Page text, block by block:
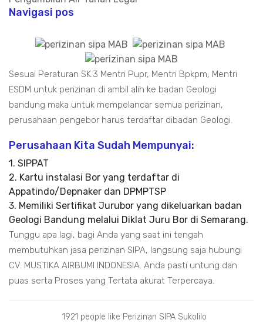
Navigasi pos
Sesuai Peraturan SK.3 Mentri Pupr, Mentri Bpkpm, Mentri
ESDM untuk perizinan di ambil alih ke badan Geologi
bandung maka untuk mempelancar semua perizinan,
perusahaan pengebor harus terdaftar dibadan Geologi.
Perusahaan Kita Sudah Mempunyai:
1. SIPPAT
2. Kartu instalasi Bor yang terdaftar di
Appatindo/Depnaker dan DPMPTSP
3. Memiliki Sertifikat Jurubor yang dikeluarkan badan
Geologi Bandung melalui Diklat Juru Bor di Semarang.
Tunggu apa lagi, bagi Anda yang saat ini tengah
membutuhkan jasa perizinan SIPA, langsung saja hubungi
CV. MUSTIKA AIRBUMI INDONESIA. Anda pasti untung dan
puas serta Proses yang Tertata akurat Terpercaya.
1921 people like Perizinan SIPA Sukolilo